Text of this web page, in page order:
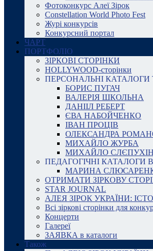
Фотоконкурс Алеї Зірок
Constellation World Photo Fest
Журі конкурсів
Конкурсний портал
ЧАРТ
ПОРТФОЛІО
ЗІРКОВІ СТОРІНКИ
HOLLYWOOD-сторінки
ПЕРСОНАЛЬНІ КАТАЛОГИ
БОРИС ПУГАЧ
ВАЛЕРІЯ ШКОЛЬНА
ДАНІІЛ РЕБЕРТ
ЄВА НАБОЙЧЕНКО
ІВАН ПРОЦІВ
ОЛЕКСАНДРА
МИХАЙЛО ЖУРБА
МИХАЙЛО СЛЄПУХІН
ПЕДАГОГІЧНІ КАТАЛОГИ
МАРИНА
ОТРИМАТИ ЗІРКОВУ
STAR JOURNAL
АЛЕЯ ЗІРОК УКРАЇНИ:
Всі зіркові сторінки для
Концерти
Галереї
ЗАЯВКА в каталоги
Також